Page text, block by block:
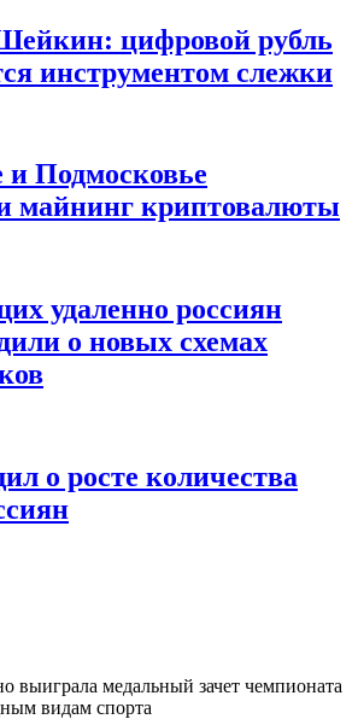
цифровой рубль
инструментом слежки
Подмосковье
майнинг криптовалюты
удаленно россиян
о новых схемах
о росте количества
выиграла медальный зачет чемпионата
видам спорта